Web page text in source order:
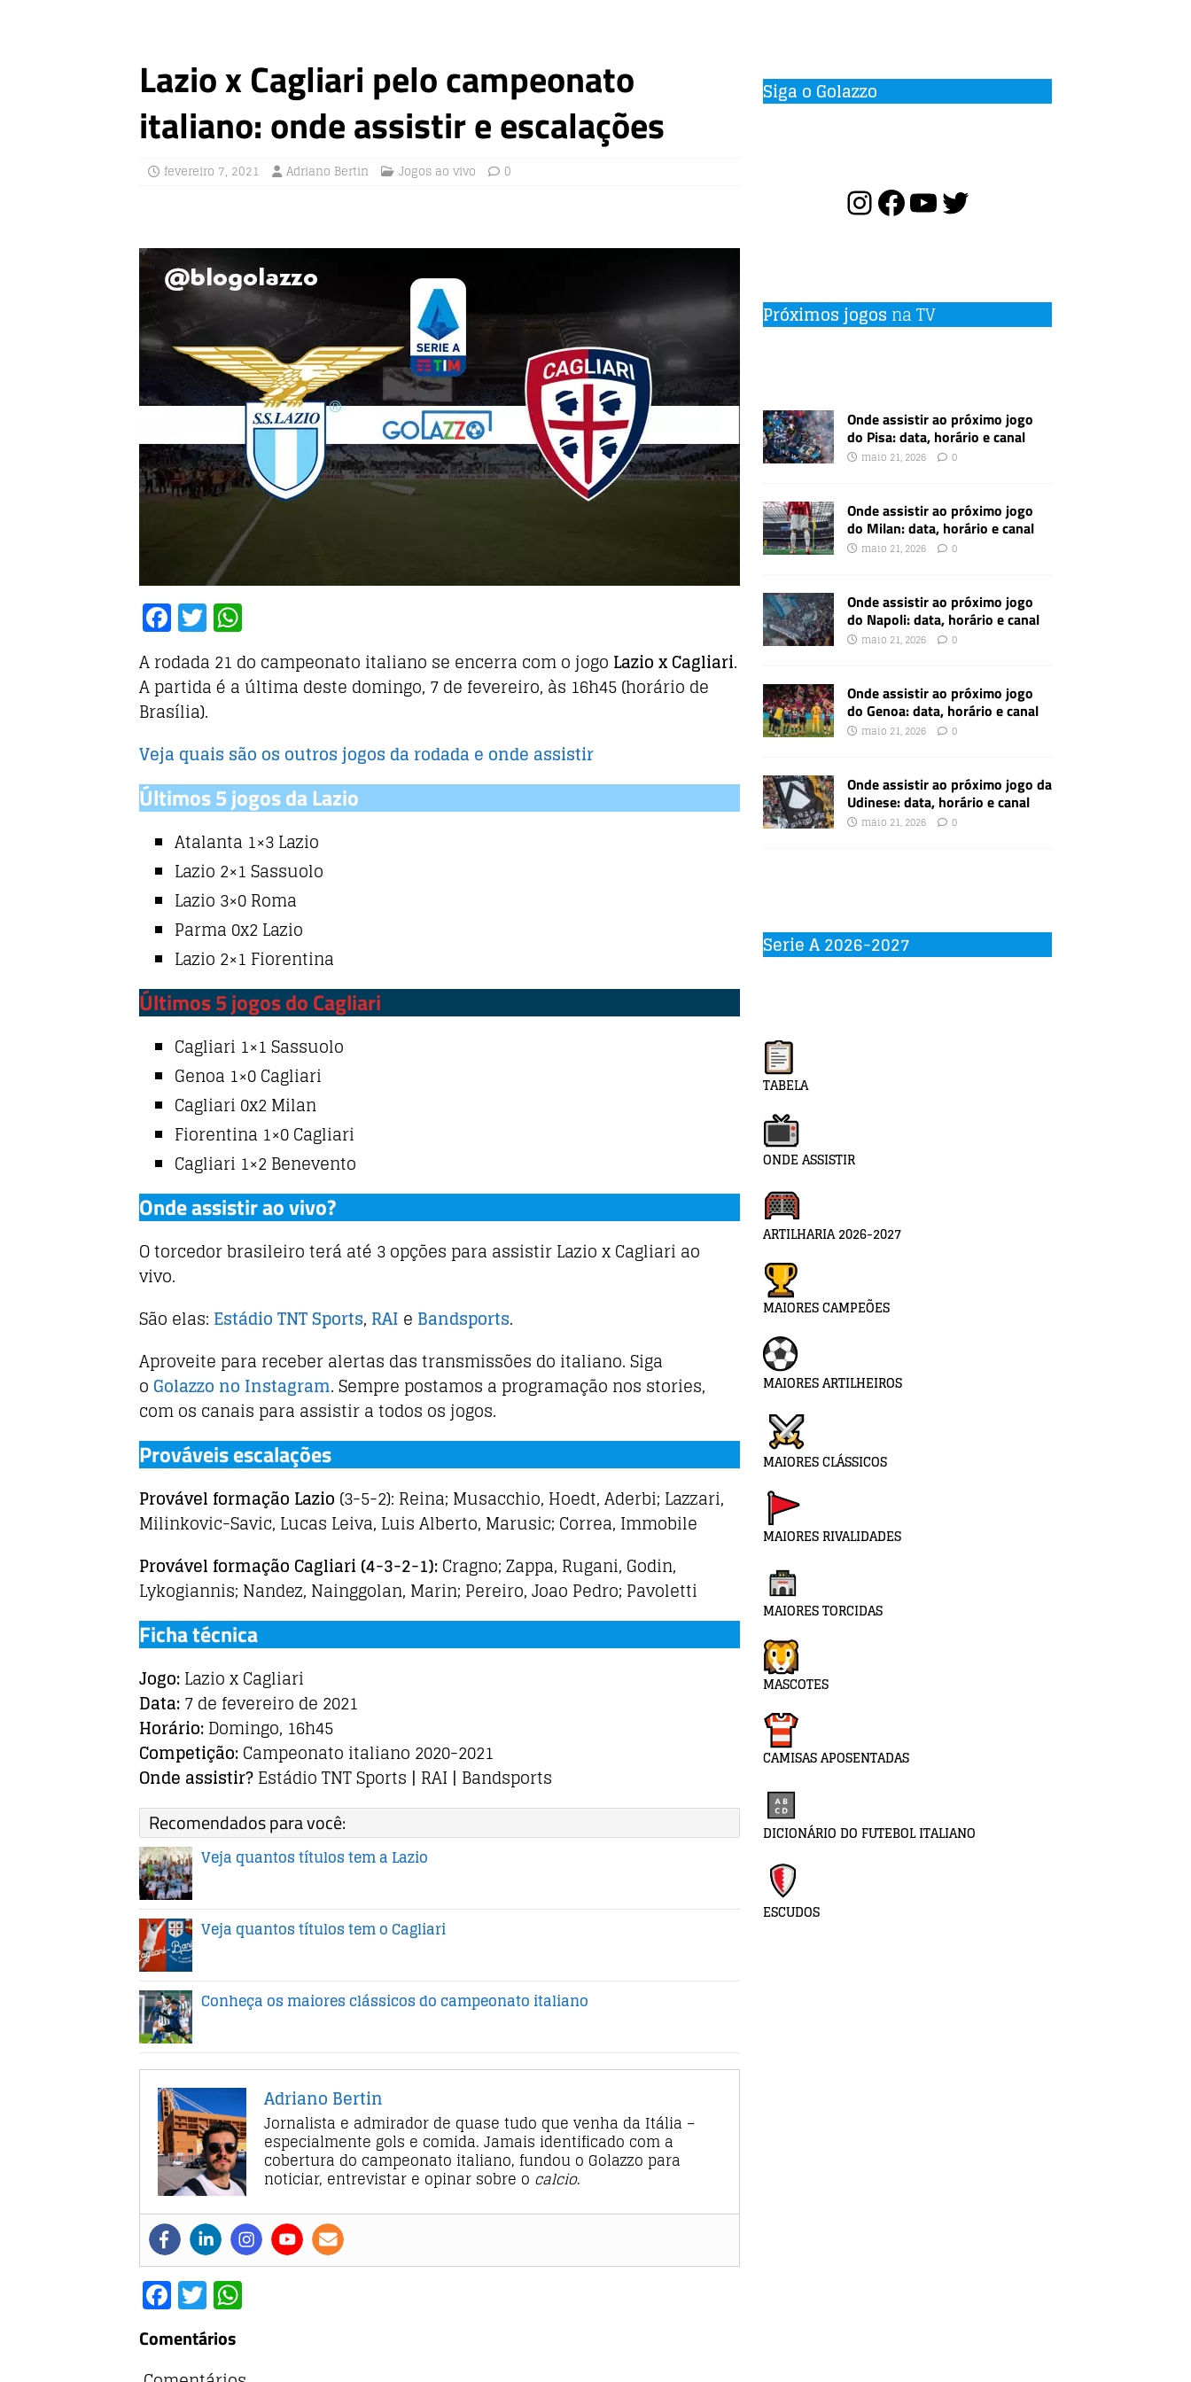
Lazio x Cagliari pelo campeonato
italiano: onde assistir e escalações
fevereiro 7, 2021 Adriano Bertin Jogos ao vivo 0
F
a
c
e
b
o
o
k
T
w
it
te
r
h
at
s
p
p
A rodada 21 do campeonato italiano se encerra com o jogo Lazio x Cagliari.
A partida é a última deste domingo, 7 de fevereiro, às 16h45 (horário de
Brasília).
Veja quais são os outros jogos da rodada e onde assistir
Últimos 5 jogos da Lazio
Atalanta 1×3 Lazio
Lazio 2×1 Sassuolo
Lazio 3×0 Roma
Parma 0x2 Lazio
Lazio 2×1 Fiorentina
Últimos 5 jogos do Cagliari
Cagliari 1×1 Sassuolo
Genoa 1×0 Cagliari
Cagliari 0x2 Milan
Fiorentina 1×0 Cagliari
Cagliari 1×2 Benevento
Onde assistir ao vivo?
O torcedor brasileiro terá até 3 opções para assistir Lazio x Cagliari ao
vivo.
São elas: Estádio TNT Sports, RAI e Bandsports.
Aproveite para receber alertas das transmissões do italiano. Siga
o Golazzo no Instagram. Sempre postamos a programação nos stories,
com os canais para assistir a todos os jogos.
Prováveis escalações
Provável formação Lazio (3-5-2): Reina; Musacchio, Hoedt, Aderbi; Lazzari,
Milinkovic-Savic, Lucas Leiva, Luis Alberto, Marusic; Correa, Immobile
Provável formação Cagliari (4-3-2-1):Cragno; Zappa, Rugani, Godin,
Lykogiannis; Nandez, Nainggolan, Marin; Pereiro, Joao Pedro; Pavoletti
Ficha técnica
Jogo:Lazio x Cagliari
Data:7 de fevereiro de 2021
Horário:Domingo, 16h45
Competição:Campeonato italiano 2020-2021
Onde assistir?Estádio TNT Sports | RAI | Bandsports
Recomendados para você:
Veja quantos títulos tem a Lazio
Veja quantos títulos tem o Cagliari
Conheça os maiores clássicos do campeonato italiano
Adriano Bertin
Jornalista e admirador de quase tudo que venha da Itália –
especialmente gols e comida. Jamais identificado com a
cobertura do campeonato italiano, fundou o Golazzo para
noticiar, entrevistar e opinar sobre o calcio.
F
a
c
T
w
it
Comentários
Siga o Golazzo
Próximos jogos na TV
Onde assistir ao próximo jogo
do Pisa: data, horário e canal
maio 21, 2026 0
Onde assistir ao próximo jogo
do Milan: data, horário e canal
maio 21, 2026 0
Onde assistir ao próximo jogo
do Napoli: data, horário e canal
maio 21, 2026 0
Onde assistir ao próximo jogo
do Genoa: data, horário e canal
maio 21, 2026 0
Onde assistir ao próximo jogo da
Udinese: data, horário e canal
maio 21, 2026 0
Serie A 2026-2027
TABELA
ONDE ASSISTIR
ARTILHARIA 2026-2027
MAIORES CAMPEÕES
MAIORES ARTILHEIROS
MAIORES CLÁSSICOS
MAIORES RIVALIDADES
MAIORES TORCIDAS
MASCOTES
CAMISAS APOSENTADAS
DICIONÁRIO DO FUTEBOL ITALIANO
ESCUDOS